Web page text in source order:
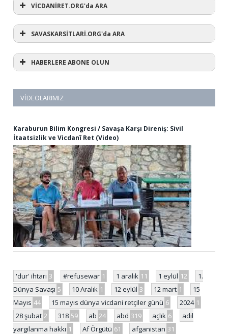
VİCDANİRET.ORG'da ARA
SAVASKARSİTLARİ.ORG'da ARA
HABERLERE ABONE OLUN
VIDEOLARIMIZ
Karaburun Bilim Kongresi / Savaşa Karşı Direniş: Sivil
İtaatsizlik ve Vicdanî Ret (Video)
'dur' ihtarı 3 #refusewar 1 1 aralık 11 1 eylül 12
1.
Dünya Savaşı 5 10 Aralık 1 12 eylül 3 12 mart 1
15
Mayıs 44 15 mayıs dünya vicdani retçiler günü 6 2024 1
28 şubat 2 318 59 ab 24 abd 319 açlık 6
adil
yargılanma hakkı 1 Af Örgütü 61 afganistan 31